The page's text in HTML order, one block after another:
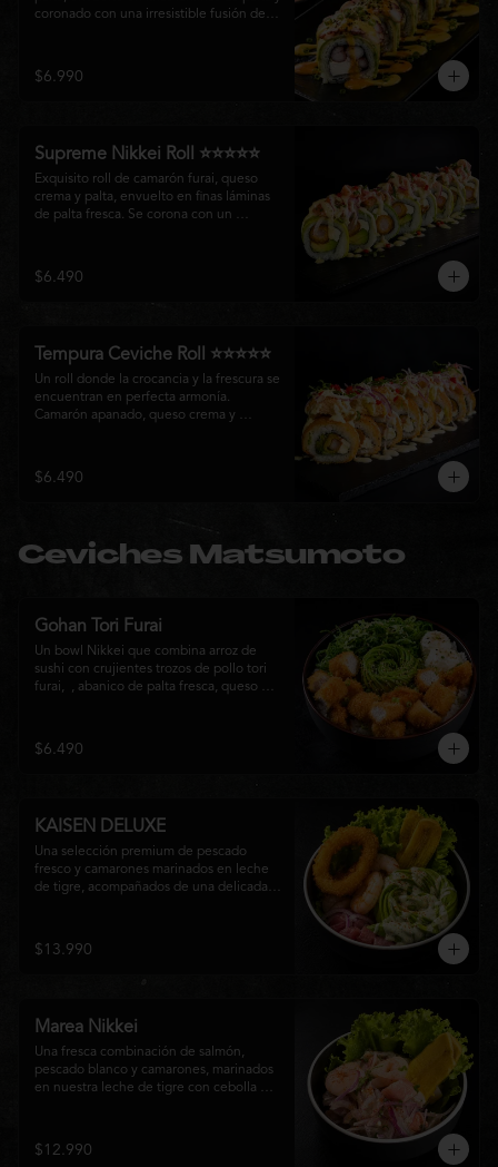
coronado con una irresistible fusión de
láminas de pulpo, ofreciendo una
combinación perfecta entre frescura,
$6.990
Supreme Nikkei Roll ⭐⭐⭐⭐⭐
Exquisito roll de camarón furai, queso
crema y palta, envuelto en finas láminas
de palta fresca. Se corona con un
fusión de texturas, frescura y sabores que
resaltan la esencia del Pacífico.
$6.490
Tempura Ceviche Roll ⭐⭐⭐⭐⭐
Un roll donde la crocancia y la frescura se
encuentran en perfecta armonía.
Camarón apanado, queso crema y
corona con salmón y pescado blanco en
tempura, cebolla morada, una sedosa
logrando una experiencia intensa,
equilibrada y auténticamente nikkei.
$6.490
Ceviches Matsumoto
Gohan Tori Furai
Un bowl Nikkei que combina arroz de
sushi con crujientes trozos de pollo tori
furai,  , abanico de palta fresca, queso
sabores que equilibra lo crocante, lo
fresco y lo cremoso en cada bocado.
$6.490
KAISEN DELUXE
Una selección premium de pescado
fresco y camarones marinados en leche
de tigre, acompañados de una delicada
que combina frescura, textura y
elegancia en cada bocado.
$13.990
Marea Nikkei
Una fresca combinación de salmón,
pescado blanco y camarones, marinados
en nuestra leche de tigre con cebolla
para una experiencia Nikkei llena de
frescura, equilibrio y sabor.
$12.990